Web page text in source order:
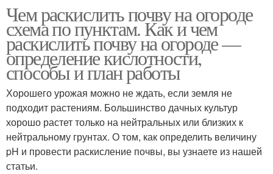
Чем раскислить почву на огороде
схема по пунктам. Как и чем
раскислить почву на огороде —
определение кислотности,
способы и план работы
Хорошего урожая можно не ждать, если земля не
подходит растениям. Большинство дачных культур
хорошо растет только на нейтральных или близких к
нейтральному грунтах. О том, как определить величину
pH и провести раскисление почвы, вы узнаете из нашей
статьи.